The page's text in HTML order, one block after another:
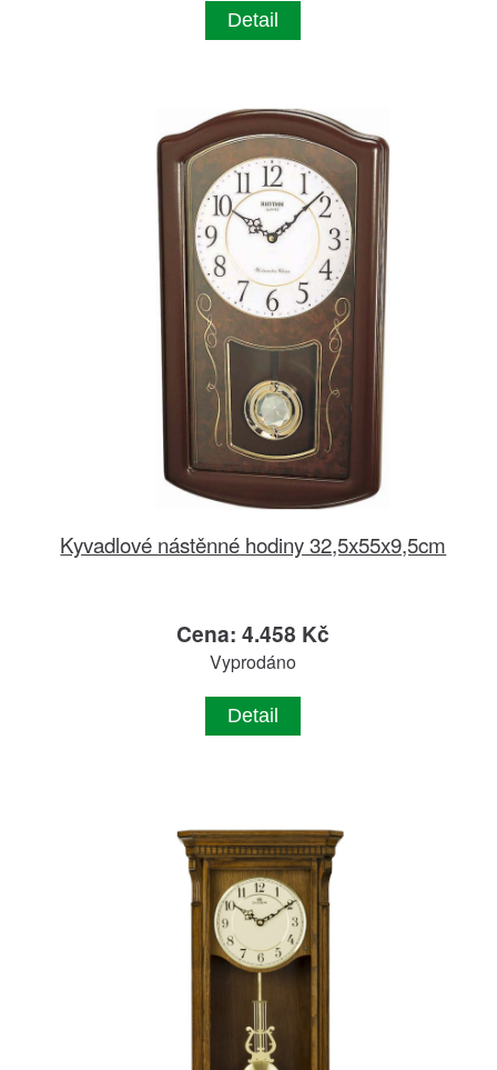
Detail
Kyvadlové nástěnné hodiny 32,5x55x9,5cm
Cena: 4.458 Kč
Vyprodáno
Detail